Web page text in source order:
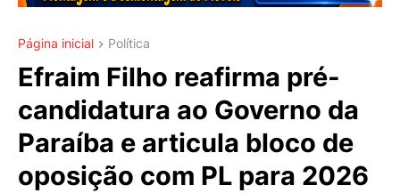
Página inicial Política
Efraim Filho reafirma pré-
candidatura ao Governo da
Paraíba e articula bloco de
oposição com PL para 2026